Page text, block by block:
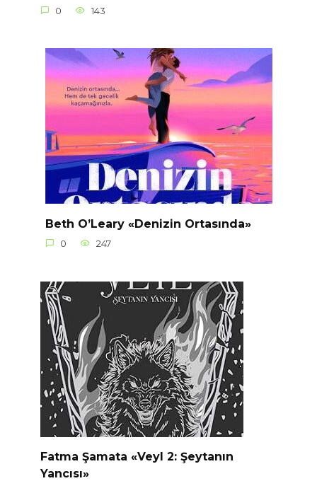
0 143
Beth O’Leary «Denizin Ortasında»
0 247
Fatma Şamata «Veyl 2: Şeytanın
Yancısı»